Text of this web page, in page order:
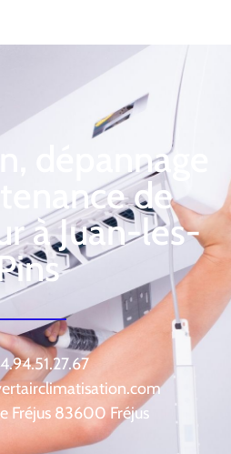
dépannage
de
à Juan-les-
Fréjus 83600 Fréjus